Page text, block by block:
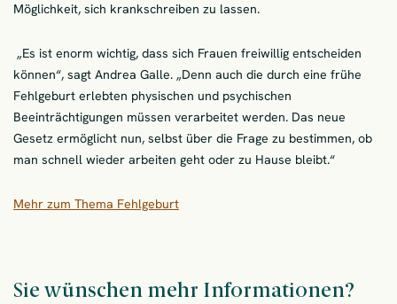
Möglichkeit, sich krankschreiben zu lassen.
„Es ist enorm wichtig, dass sich Frauen freiwillig entscheiden
können“, sagt Andrea Galle. „Denn auch die durch eine frühe
Fehlgeburt erlebten physischen und psychischen
Beeinträchtigungen müssen verarbeitet werden. Das neue
Gesetz ermöglicht nun, selbst über die Frage zu bestimmen, ob
man schnell wieder arbeiten geht oder zu Hause bleibt.“
Mehr zum Thema Fehlgeburt
Sie wünschen mehr Informationen?